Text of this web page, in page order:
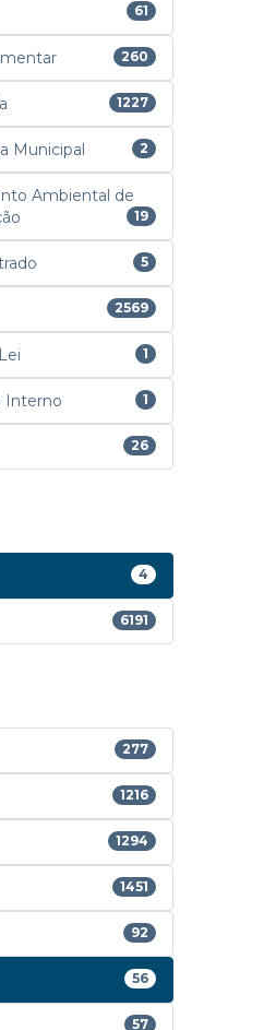
61
260
1227
Municipal 2
Ambiental de
19
5
2569
1
Interno 1
26
4
6191
277
1216
1294
1451
92
56
57